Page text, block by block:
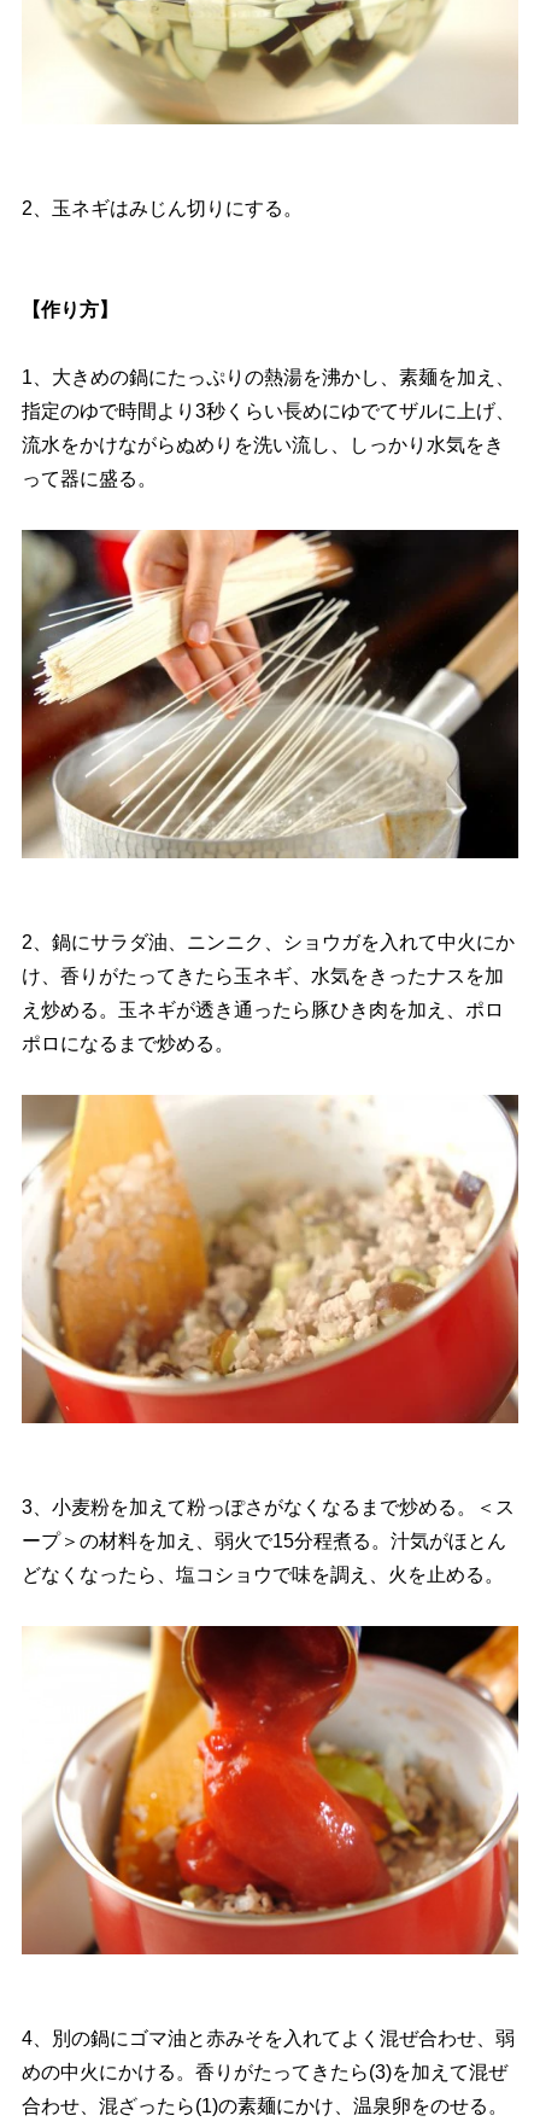
2、玉ネギはみじん切りにする。
【作り方】
1、大きめの鍋にたっぷりの熱湯を沸かし、素麺を加え、
指定のゆで時間より3秒くらい長めにゆでてザルに上げ、
流水をかけながらぬめりを洗い流し、しっかり水気をき
って器に盛る。
2、鍋にサラダ油、ニンニク、ショウガを入れて中火にか
け、香りがたってきたら玉ネギ、水気をきったナスを加
え炒める。玉ネギが透き通ったら豚ひき肉を加え、ポロ
ポロになるまで炒める。
3、小麦粉を加えて粉っぽさがなくなるまで炒める。＜ス
ープ＞の材料を加え、弱火で15分程煮る。汁気がほとん
どなくなったら、塩コショウで味を調え、火を止める。
4、別の鍋にゴマ油と赤みそを入れてよく混ぜ合わせ、弱
めの中火にかける。香りがたってきたら(3)を加えて混ぜ
合わせ、混ざったら(1)の素麺にかけ、温泉卵をのせる。